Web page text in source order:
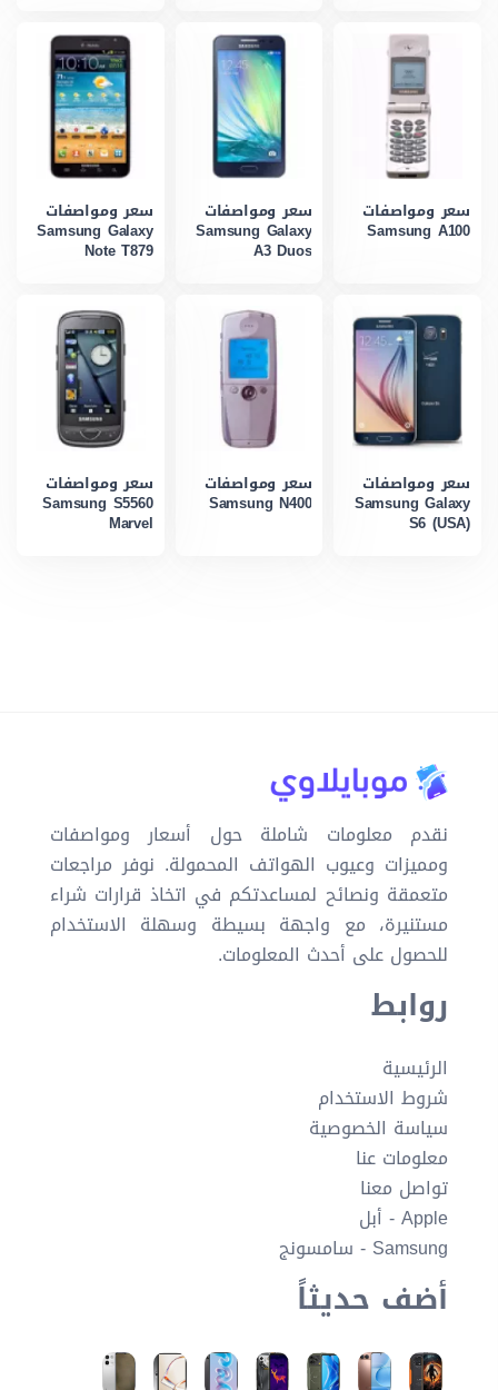
سعر ومواصفات
Samsung A100
سعر ومواصفات
Samsung Galaxy
A3 Duos
سعر ومواصفات
Samsung Galaxy
Note T879
سعر ومواصفات
Samsung Galaxy
S6 (USA)
سعر ومواصفات
Samsung N400
سعر ومواصفات
Samsung S5560
Marvel
نقدم معلومات شاملة حول أسعار ومواصفات
ومميزات وعيوب الهواتف المحمولة. نوفر مراجعات
متعمقة ونصائح لمساعدتكم في اتخاذ قرارات شراء
مستنيرة، مع واجهة بسيطة وسهلة الاستخدام
للحصول على أحدث المعلومات.
روابط
الرئيسية
شروط الاستخدام
سياسة الخصوصية
معلومات عنا
تواصل معنا
Apple - أبل
Samsung - سامسونج
أضف حديثاً